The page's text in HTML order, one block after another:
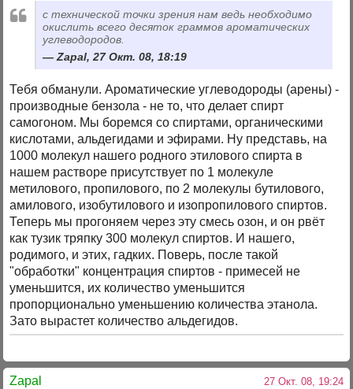
с технической точки зрения нам ведь необходимо
окислить всего десяток граммов ароматических
углеводородов.
Zapal, 27 Окт. 08, 18:19
Тебя обманули. Ароматические углеводороды (арены) -
производные бензола - не то, что делает спирт
самогоном. Мы боремся со спиртами, органическими
кислотами, альдегидами и эфирами. Ну представь, на
1000 молекул нашего родного этилового спирта в
нашем растворе присутствует по 1 молекуле
метилового, пропилового, по 2 молекулы бутилового,
амилового, изобутилового и изопропилового спиртов.
Теперь мы прогоняем через эту смесь озон, и он рвёт
как тузик тряпку 300 молекул спиртов. И нашего,
родимого, и этих, гадких. Поверь, после такой
"обработки" концентрация спиртов - примесей не
уменьшится, их количество уменьшится
пропорционально уменьшению количества этанола.
Зато вырастет количество альдегидов.
Zapal 27 Окт. 08, 19:24